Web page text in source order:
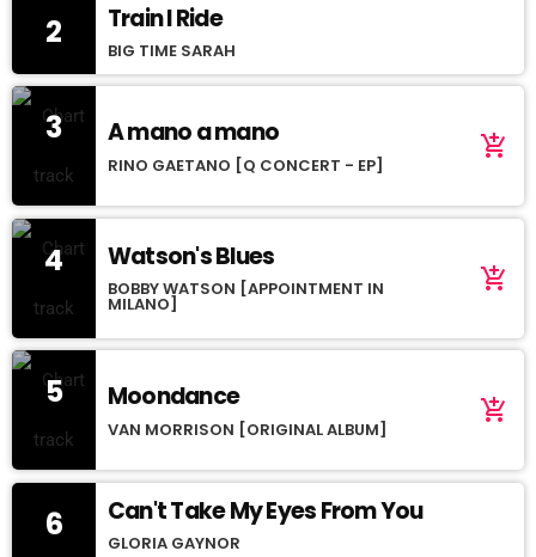
2 Train I Ride
BIG TIME SARAH
3 A mano a mano
RINO GAETANO [Q CONCERT - EP]
add_shopping_cart
4 Watson's Blues
BOBBY WATSON [APPOINTMENT IN
MILANO]
add_shopping_cart
5 Moondance
VAN MORRISON [ORIGINAL ALBUM]
add_shopping_cart
6 Can't Take My Eyes From You
GLORIA GAYNOR